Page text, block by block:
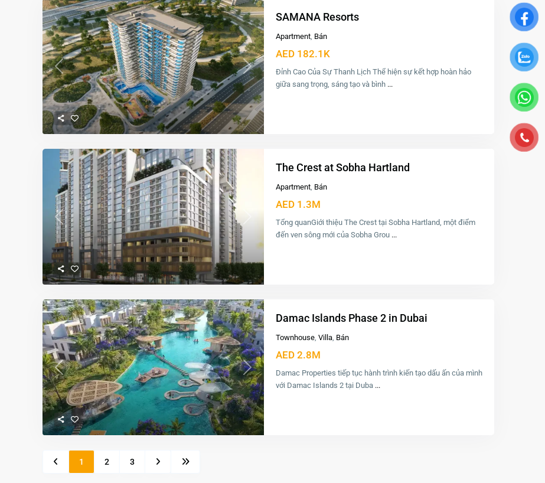
Previous Next
SAMANA Resorts
Apartment, Bán
AED 182.1K
Đỉnh Cao Của Sự Thanh Lịch Thể hiện sự kết hợp hoàn hảo
giữa sang trọng, sáng tạo và bình ...
Previous
The Crest at Sobha Hartland
Apartment, Bán
AED 1.3M
Tổng quanGiới thiệu The Crest tại Sobha Hartland, một điểm
đến ven sông mới của Sobha Grou ...
Previous Next
Damac Islands Phase 2 in Dubai
Townhouse, Villa, Bán
AED 2.8M
Damac Properties tiếp tục hành trình kiến tạo dấu ấn của mình
với Damac Islands 2 tại Duba ...
1 2 3